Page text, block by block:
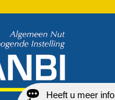
Heeft u meer